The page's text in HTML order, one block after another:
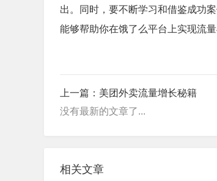
出。同时，要不断学习和借鉴成功
能够帮助你在饿了么平台上实现流
上一篇： 美团外卖流量增长秘籍
没有最新的文章了...
相关文章